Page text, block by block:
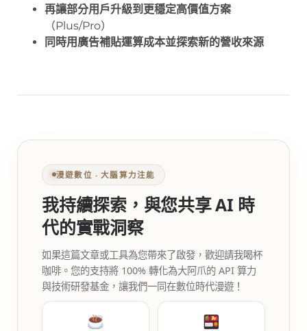
再讓部分用戶升級到更穩定高價值方案
（Plus/Pro）
同時用廣告補貼運算成本並探索新的營收來源
漫遊數位 ‧ 大腦算力注能
我持續探索，與您共享 AI 時
代的實戰洞察
如果這篇文章或工具為您帶來了啟發，歡迎請我喝杯
咖啡。您的支持將 100% 轉化為大阿爪的 API 算力
與技術研發基金，讓我們一同在數位時代漫遊！